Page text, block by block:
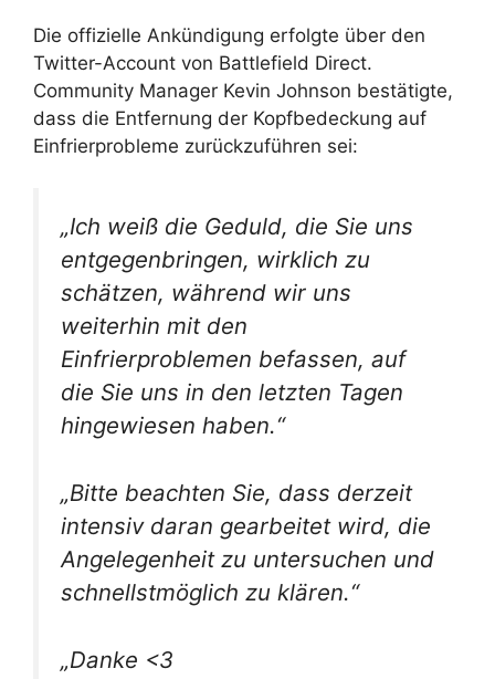
Die offizielle Ankündigung erfolgte über den
Twitter-Account von Battlefield Direct.
Community Manager Kevin Johnson bestätigte,
dass die Entfernung der Kopfbedeckung auf
Einfrierprobleme zurückzuführen sei:
„Ich weiß die Geduld, die Sie uns
entgegenbringen, wirklich zu
schätzen, während wir uns
weiterhin mit den
Einfrierproblemen befassen, auf
die Sie uns in den letzten Tagen
hingewiesen haben.“
„Bitte beachten Sie, dass derzeit
intensiv daran gearbeitet wird, die
Angelegenheit zu untersuchen und
schnellstmöglich zu klären.“
„Danke <3